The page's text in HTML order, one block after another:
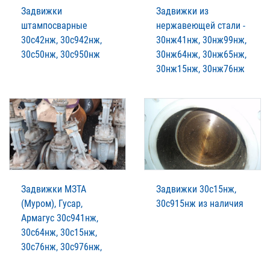
Задвижки
штампосварные
30с42нж, 30с942нж,
30с50нж, 30с950нж
Задвижки из
нержавеющей стали -
30нж41нж, 30нж99нж,
30нж64нж, 30нж65нж,
30нж15нж, 30нж76нж
Задвижки МЗТА
(Муром), Гусар,
Армагус 30с941нж,
30с64нж, 30с15нж,
30с76нж, 30с976нж,
Задвижки 30с15нж,
30с915нж из наличия